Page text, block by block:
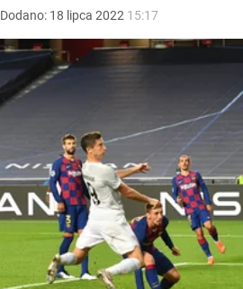
Dodano: 18 lipca 2022 15:17